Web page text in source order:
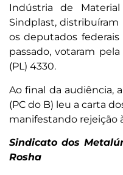
Indústria de
Sindplast,
os deputados
passado, votaram
(PL) 4330.
Ao final da audiência,
(PC do B) leu a carta
manifestando rejeição
Sindicato dos
Rosha